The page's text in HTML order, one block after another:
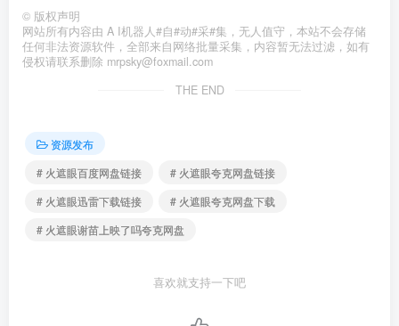
© 版权声明
网站所有内容由 A I机器人#自#动#采#集，无人值守，本站不会存储
任何非法资源软件，全部来自网络批量采集，内容暂无法过滤，如有
侵权请联系删除 mrpsky@foxmail.com
THE END
资源发布
# 火遮眼百度网盘链接
# 火遮眼夸克网盘链接
# 火遮眼迅雷下载链接
# 火遮眼夸克网盘下载
# 火遮眼谢苗上映了吗夸克网盘
喜欢就支持一下吧